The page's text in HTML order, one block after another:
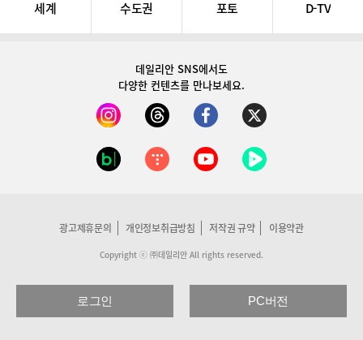
세계 수도권 포토 D-TV
데일리안 SNS에서도
다양한 컨텐츠를 만나보세요.
광고제휴문의 개인정보취급방침 저작권 규약 이용약관
Copyright ⓒ ㈜데일리안 All rights reserved.
로그인 PC버전